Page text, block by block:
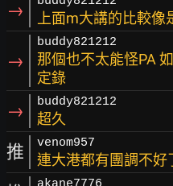
→ 上面m大講的比較
→
buddy821212
那個也不太能怪PA
定錄
→ buddy821212
超久
推 venom957
連大港都有團調不好